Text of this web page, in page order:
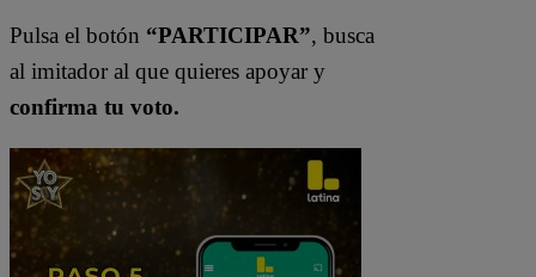
Pulsa el botón “PARTICIPAR”, busca
al imitador al que quieres apoyar y
confirma tu voto.